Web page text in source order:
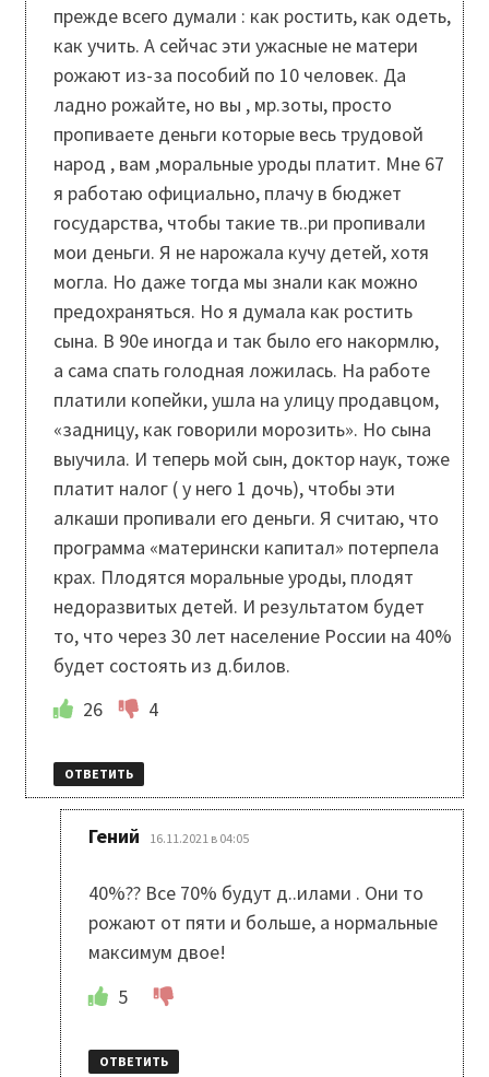
прежде всего думали : как ростить, как одеть,
как учить. А сейчас эти ужасные не матери
рожают из-за пособий по 10 человек. Да
ладно рожайте, но вы , мр.зоты, просто
пропиваете деньги которые весь трудовой
народ , вам ,моральные уроды платит. Мне 67
я работаю официально, плачу в бюджет
государства, чтобы такие тв..ри пропивали
мои деньги. Я не нарожала кучу детей, хотя
могла. Но даже тогда мы знали как можно
предохраняться. Но я думала как ростить
сына. В 90е иногда и так было его накормлю,
а сама спать голодная ложилась. На работе
платили копейки, ушла на улицу продавцом,
«задницу, как говорили морозить». Но сына
выучила. И теперь мой сын, доктор наук, тоже
платит налог ( у него 1 дочь), чтобы эти
алкаши пропивали его деньги. Я считаю, что
программа «матерински капитал» потерпела
крах. Плодятся моральные уроды, плодят
недоразвитых детей. И результатом будет
то, что через 30 лет население России на 40%
будет состоять из д.билов.
26
4
ОТВЕТИТЬ
Гений 16.11.2021 в 04:05
40%?? Все 70% будут д..илами . Они то
рожают от пяти и больше, а нормальные
максимум двое!
5
ОТВЕТИТЬ